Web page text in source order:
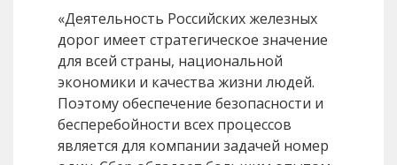
«Деятельность Российских железных
дорог имеет стратегическое значение
для всей страны, национальной
экономики и качества жизни людей.
Поэтому обеспечение безопасности и
бесперебойности всех процессов
является для компании задачей номер